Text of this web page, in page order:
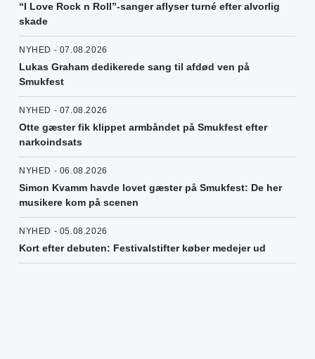
“I Love Rock n Roll”-sanger aflyser turné efter alvorlig
skade
NYHED - 07.08.2026
Lukas Graham dedikerede sang til afdød ven på
Smukfest
NYHED - 07.08.2026
Otte gæster fik klippet armbåndet på Smukfest efter
narkoindsats
NYHED - 06.08.2026
Simon Kvamm havde lovet gæster på Smukfest: De her
musikere kom på scenen
NYHED - 05.08.2026
Kort efter debuten: Festivalstifter køber medejer ud